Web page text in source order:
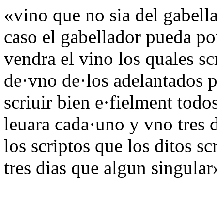
«vino que no sia del
caso el gabellador pueda
vendra el vino los quales
de·vno de·los adelantados
scriuir bien e·fielment
leuara cada·uno y vno tres
los scriptos que los ditos
tres dias que algun